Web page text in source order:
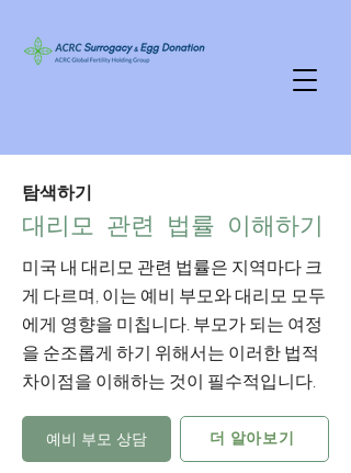
탐색하기
대리모 관련 법률 이해하기
미국 내 대리모 관련 법률은 지역마다 크
게 다르며, 이는 예비 부모와 대리모 모두
에게 영향을 미칩니다. 부모가 되는 여정
을 순조롭게 하기 위해서는 이러한 법적
차이점을 이해하는 것이 필수적입니다.
예비 부모 상담 더 알아보기